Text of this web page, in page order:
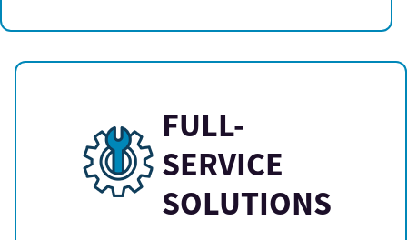
FULL-
SERVICE
SOLUTIONS